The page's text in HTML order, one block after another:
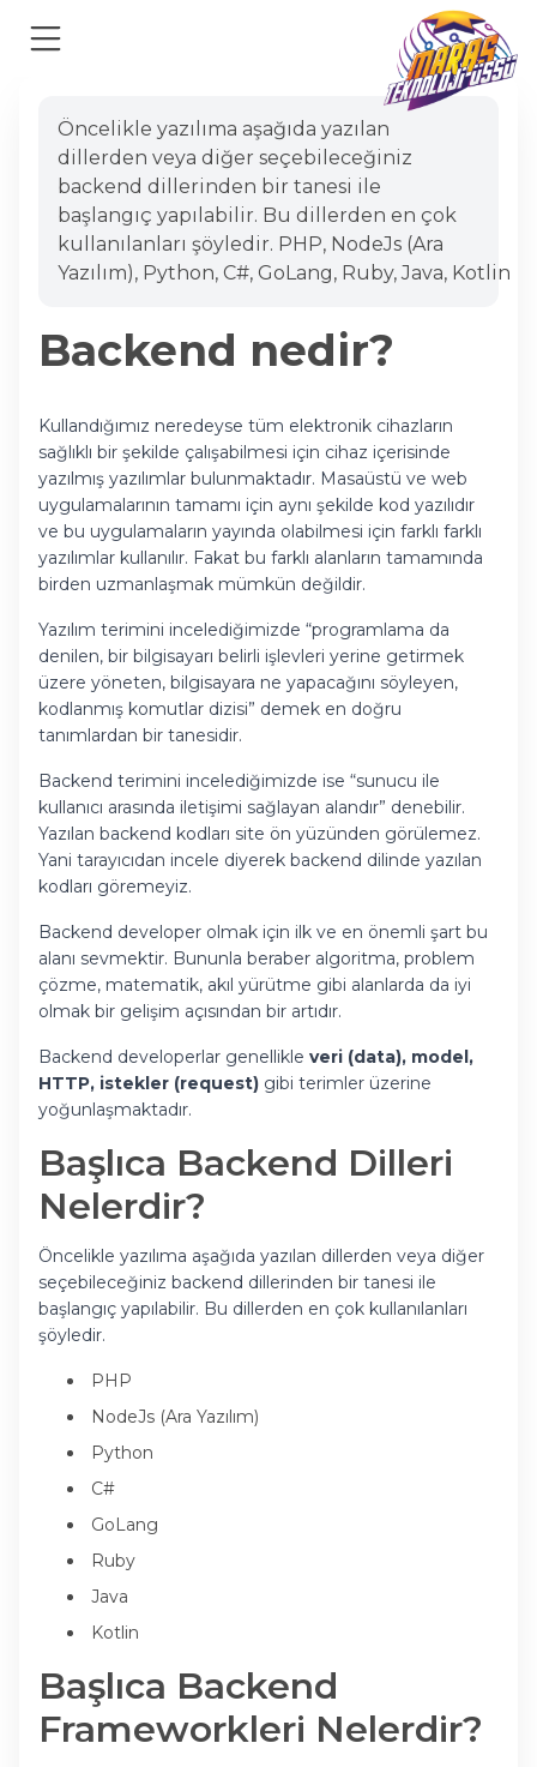
Öncelikle yazılıma aşağıda yazılan
dillerden veya diğer seçebileceğiniz
backend dillerinden bir tanesi ile
başlangıç yapılabilir. Bu dillerden en çok
kullanılanları şöyledir. PHP, NodeJs (Ara
Yazılım), Python, C#, GoLang, Ruby, Java, Kotlin
Backend nedir?
Kullandığımız neredeyse tüm elektronik cihazların
sağlıklı bir şekilde çalışabilmesi için cihaz içerisinde
yazılmış yazılımlar bulunmaktadır. Masaüstü ve web
uygulamalarının tamamı için aynı şekilde kod yazılıdır
ve bu uygulamaların yayında olabilmesi için farklı farklı
yazılımlar kullanılır. Fakat bu farklı alanların tamamında
birden uzmanlaşmak mümkün değildir.
Yazılım terimini incelediğimizde “programlama da
denilen, bir bilgisayarı belirli işlevleri yerine getirmek
üzere yöneten, bilgisayara ne yapacağını söyleyen,
kodlanmış komutlar dizisi” demek en doğru
tanımlardan bir tanesidir.
Backend terimini incelediğimizde ise “sunucu ile
kullanıcı arasında iletişimi sağlayan alandır” denebilir.
Yazılan backend kodları site ön yüzünden görülemez.
Yani tarayıcıdan incele diyerek backend dilinde yazılan
kodları göremeyiz.
Backend developer olmak için ilk ve en önemli şart bu
alanı sevmektir. Bununla beraber algoritma, problem
çözme, matematik, akıl yürütme gibi alanlarda da iyi
olmak bir gelişim açısından bir artıdır.
Backend developerlar genellikle veri (data), model,
HTTP, istekler (request) gibi terimler üzerine
yoğunlaşmaktadır.
Başlıca Backend Dilleri
Nelerdir?
Öncelikle yazılıma aşağıda yazılan dillerden veya diğer
seçebileceğiniz backend dillerinden bir tanesi ile
başlangıç yapılabilir. Bu dillerden en çok kullanılanları
şöyledir.
PHP
NodeJs (Ara Yazılım)
Python
C#
GoLang
Ruby
Java
Kotlin
Başlıca Backend
Frameworkleri Nelerdir?